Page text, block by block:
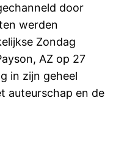
door
werden
Zondag
AZ op 27
in zijn geheel
auteurschap en de